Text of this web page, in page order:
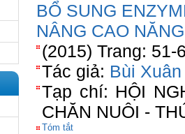
BỔ SUNG
NÂNG CAO
(2015) Trang: 51-
Tác giả: Bùi
Tạp chí: HỘI
CHĂN NUÔI -
Tóm tắt